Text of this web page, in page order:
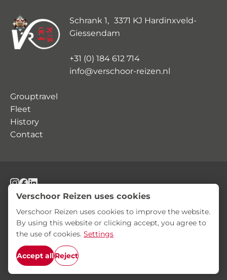
Schrank 1, 3371 KJ Hardinxveld-
Giessendam
+31 (0) 184 612 714
info@verschoor-reizen.nl
Grouptravel
Fleet
History
Contact
© Verschoor ReizenPrivacy Statement Terms and Conditions
Verschoor Reizen uses cookies
Verschoor Reizen uses cookies to improve the website.
By using this website or clicking accept, you agree to
the use of cookies. Settings
Accept allReject